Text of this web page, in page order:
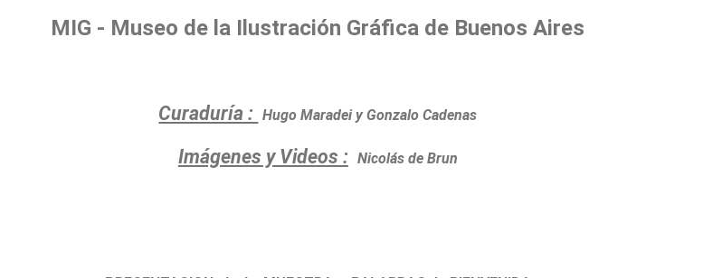
MIG - Museo de la Ilustración Gráfica de Buenos Aires
Curaduría : Hugo Maradei y Gonzalo Cadenas
Imágenes y Videos : Nicolás de Brun